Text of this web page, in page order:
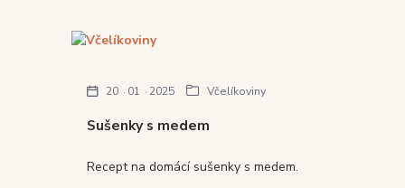
Sušenky s medem
20 01 2025 Včelíkoviny
Recept na domácí sušenky s medem.